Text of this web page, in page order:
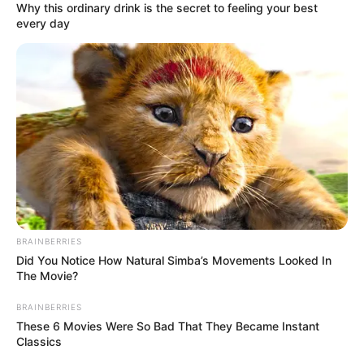
Why this ordinary drink is the secret to feeling your best
every day
BRAINBERRIES
Did You Notice How Natural Simba’s Movements Looked In
The Movie?
BRAINBERRIES
These 6 Movies Were So Bad That They Became Instant
Classics